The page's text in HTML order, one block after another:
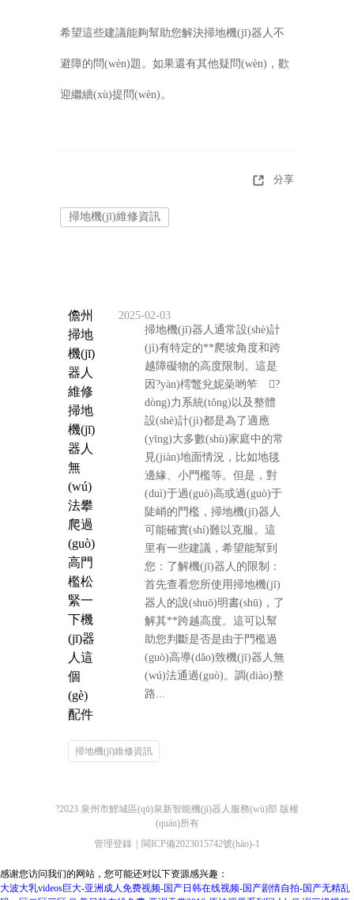
希望這些建議能夠幫助您解決掃地機(jī)器人不
避障的問(wèn)題。如果還有其他疑問(wèn)，歡
迎繼續(xù)提問(wèn)。
分享
掃地機(jī)維修資訊
儋州
掃地
機(jī)
器人
維修
掃地
機(jī)
器人
無
(wú)
法攀
爬過
(guò)
高門
檻松
緊一
下機
(jī)器
人這
個
(gè)
配件
2025-02-03
掃地機(jī)器人通常設(shè)計
(jì)有特定的**爬坡角度和跨
越障礙物的高度限制。這是
因?yàn)樗鼈兊妮喿哟笮 ?
dòng)力系統(tǒng)以及整體
設(shè)計(jì)都是為了適應
(yīng)大多數(shù)家庭中的常
見(jiàn)地面情況，比如地毯
邊緣、小門檻等。但是，對
(duì)于過(guò)高或過(guò)于
陡峭的門檻，掃地機(jī)器人
可能確實(shí)難以克服。這
里有一些建議，希望能幫到
您：了解機(jī)器人的限制：
首先查看您所使用掃地機(jī)
器人的說(shuō)明書(shū)，了
解其**跨越高度。這可以幫
助您判斷是否是由于門檻過
(guò)高導(dǎo)致機(jī)器人無
(wú)法通過(guò)。調(diào)整
路...
掃地機(jī)維修資訊
?2023 泉州市鯉城區(qū)泉新智能機(jī)器人服務(wù)部 版權
(quán)所有
管理登錄
閩ICP備2023015742號(hào)-1
感谢您访问我们的网站，您可能还对以下资源感兴趣：
大波大乳videos巨大-亚洲成人免费视频-国产日韩在线视频-国产剧情自拍-国产无精乱